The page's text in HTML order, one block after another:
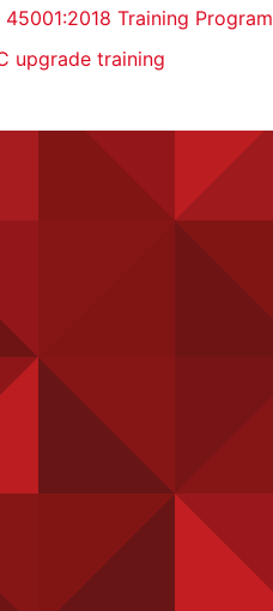
45001:2018 Training Program
upgrade training